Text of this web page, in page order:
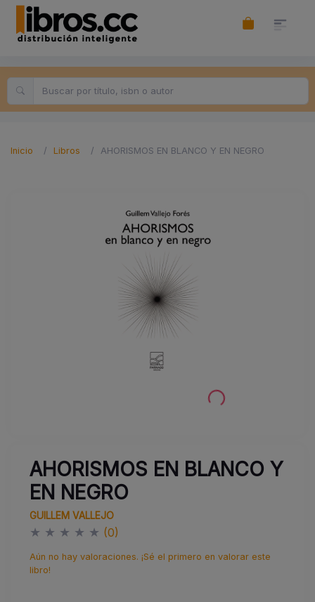
Inicio Libros AHORISMOS EN BLANCO Y EN NEGRO
AHORISMOS EN BLANCO Y
EN NEGRO
GUILLEM VALLEJO
★ ★ ★ ★ ★ (0)
Aún no hay valoraciones. ¡Sé el primero en valorar este
libro!